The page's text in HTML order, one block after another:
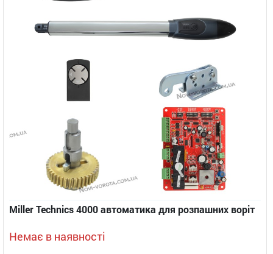
Miller Technics 4000 автоматика для розпашних воріт
Немає в наявності